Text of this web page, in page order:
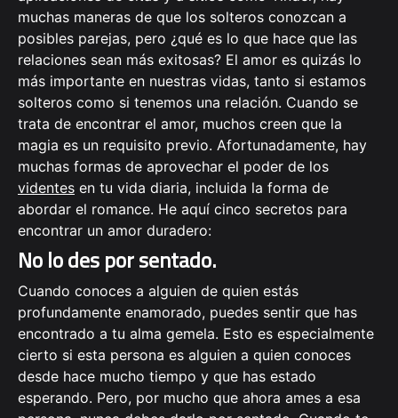
muchas maneras de que los solteros conozcan a
posibles parejas, pero ¿qué es lo que hace que las
relaciones sean más exitosas? El amor es quizás lo
más importante en nuestras vidas, tanto si estamos
solteros como si tenemos una relación. Cuando se
trata de encontrar el amor, muchos creen que la
magia es un requisito previo. Afortunadamente, hay
muchas formas de aprovechar el poder de los
videntes en tu vida diaria, incluida la forma de
abordar el romance. He aquí cinco secretos para
encontrar un amor duradero:
No lo des por sentado.
Cuando conoces a alguien de quien estás
profundamente enamorado, puedes sentir que has
encontrado a tu alma gemela. Esto es especialmente
cierto si esta persona es alguien a quien conoces
desde hace mucho tiempo y que has estado
esperando. Pero, por mucho que ahora ames a esa